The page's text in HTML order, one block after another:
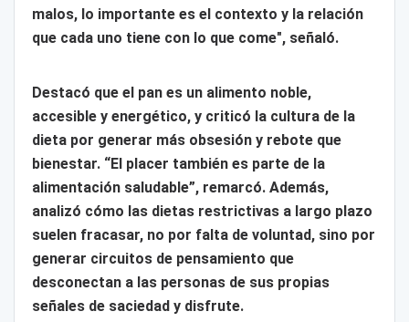
malos, lo importante es el contexto y la relación
que cada uno tiene con lo que come", señaló.
Destacó que el pan es un alimento noble,
accesible y energético, y criticó la cultura de la
dieta por generar más obsesión y rebote que
bienestar. “El placer también es parte de la
alimentación saludable”, remarcó. Además,
analizó cómo las dietas restrictivas a largo plazo
suelen fracasar, no por falta de voluntad, sino por
generar circuitos de pensamiento que
desconectan a las personas de sus propias
señales de saciedad y disfrute.